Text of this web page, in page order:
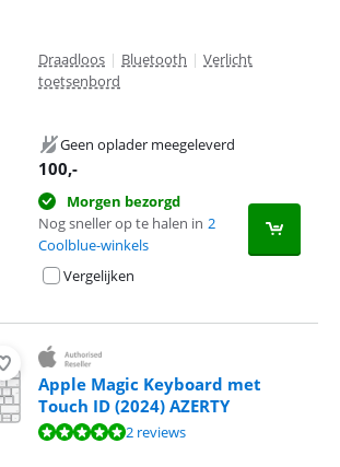
Draadloos | Bluetooth | Verlicht
toetsenbord
Geen oplader meegeleverd
100,-
Morgen bezorgd
Nog sneller op te halen in 2
Coolblue-winkels
Vergelijken
Apple Magic Keyboard met
Touch ID (2024) AZERTY
de 10, gebaseerd op 2 reviews.
2 reviews